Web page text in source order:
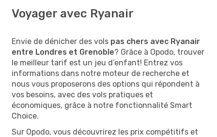
Voyager avec Ryanair
Envie de dénicher des vols pas chers avec Ryanair
entre Londres et Grenoble? Grâce à Opodo, trouver
le meilleur tarif est un jeu d’enfant! Entrez vos
informations dans notre moteur de recherche et
nous vous proposerons des options qui répondent à
vos besoins, avec des vols pratiques et
économiques, grâce à notre fonctionnalité Smart
Choice.
Sur Opodo, vous découvrirez les prix compétitifs et